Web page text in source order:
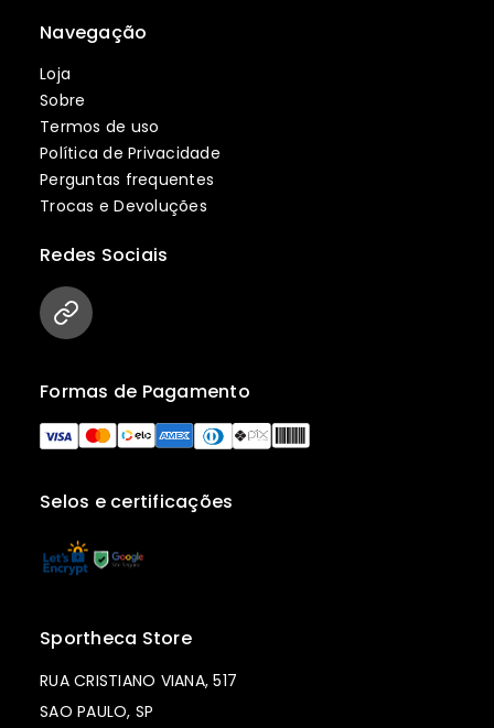
Navegação
Loja
Sobre
Termos de uso
Política de Privacidade
Perguntas frequentes
Trocas e Devoluções
Selos e certificações
Formas de Pagamento
Redes Sociais
Sportheca Store
RUA CRISTIANO VIANA, 517
SAO PAULO, SP